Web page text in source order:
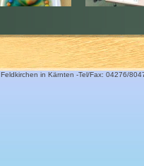
in Kärnten -Tel/Fax: 04276/